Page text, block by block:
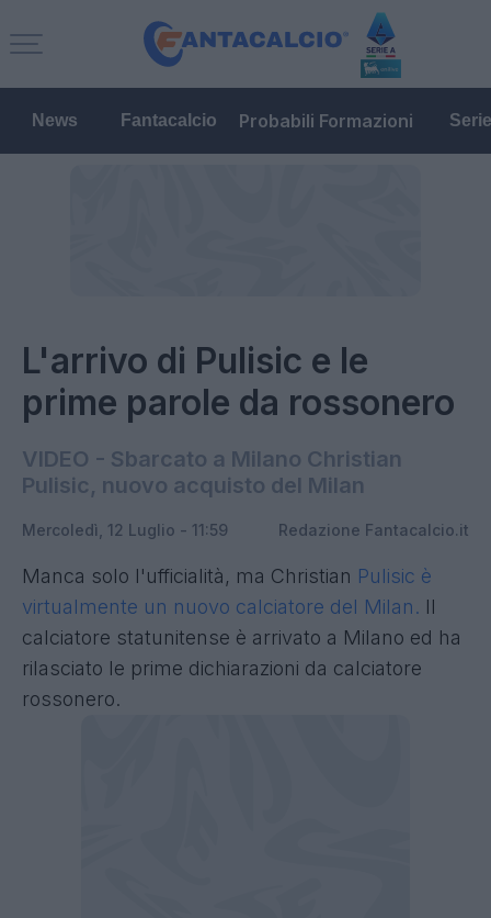
News Fantacalcio Probabili Formazioni
L'arrivo di Pulisic e le
prime parole da rossonero
VIDEO - Sbarcato a Milano Christian
Pulisic, nuovo acquisto del Milan
Mercoledì, 12 Luglio - 11:59 Redazione Fantacalcio.it
Manca solo l'ufficialità, ma Christian Pulisic è
virtualmente un nuovo calciatore del Milan. Il
calciatore statunitense è arrivato a Milano ed ha
rilasciato le prime dichiarazioni da calciatore
rossonero.